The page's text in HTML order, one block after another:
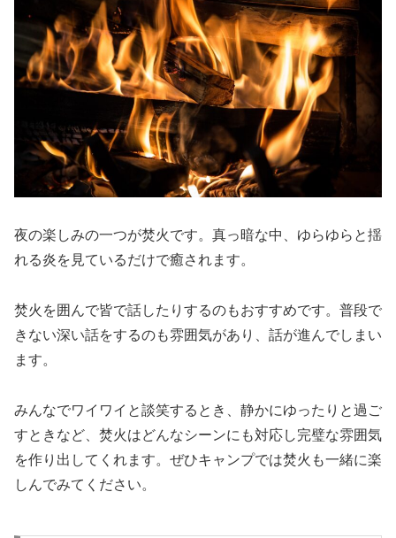
夜の楽しみの一つが焚火です。真っ暗な中、ゆらゆらと揺
れる炎を見ているだけで癒されます。
焚火を囲んで皆で話したりするのもおすすめです。普段で
きない深い話をするのも雰囲気があり、話が進んでしまい
ます。
みんなでワイワイと談笑するとき、静かにゆったりと過ご
すときなど、焚火はどんなシーンにも対応し完璧な雰囲気
を作り出してくれます。ぜひキャンプでは焚火も一緒に楽
しんでみてください。